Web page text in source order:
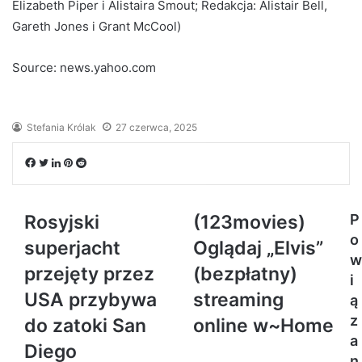
Elizabeth Piper i Alistaira Smout; Redakcja: Alistair Bell,
Gareth Jones i Grant McCool)
Source: news.yahoo.com
Stefania Królak 27 czerwca, 2025
Facebook
Twitter
LinkedIn
Pinterest
Reddit
Rosyjski
superjacht
przejęty przez
USA przybywa
do zatoki San
Diego
(123movies)
Oglądaj „Elvis”
(bezpłatny)
streaming
online w~Home
P
o
w
i
ą
z
a